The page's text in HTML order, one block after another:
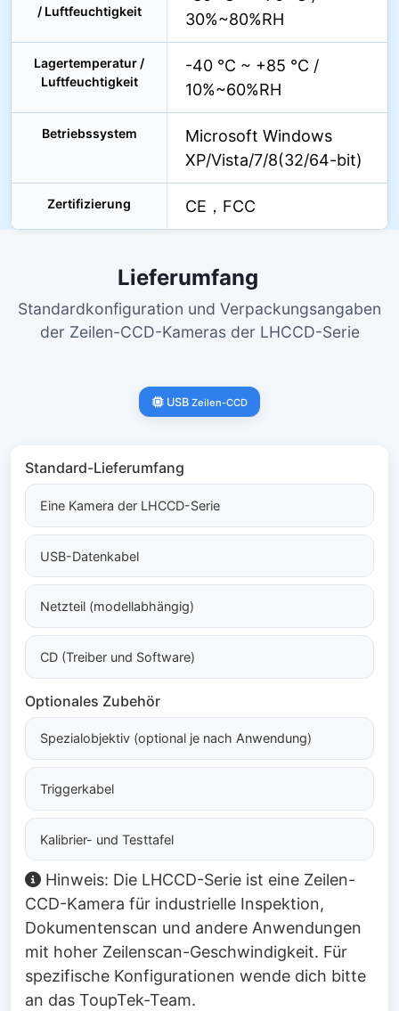
/ Luftfeuchtigkeit
30%~80%RH
Lagertemperatur /
Luftfeuchtigkeit
-40 °C ~ +85 °C /
10%~60%RH
Betriebssystem
Microsoft Windows
XP/Vista/7/8(32/64-bit)
Zertifizierung CE，FCC
Lieferumfang
Standardkonfiguration und Verpackungsangaben
der Zeilen-CCD-Kameras der LHCCD-Serie
USB Zeilen-CCD
Standard-Lieferumfang
Eine Kamera der LHCCD-Serie
USB-Datenkabel
Netzteil (modellabhängig)
CD (Treiber und Software)
Optionales Zubehör
Spezialobjektiv (optional je nach Anwendung)
Triggerkabel
Kalibrier- und Testtafel
Hinweis: Die LHCCD-Serie ist eine Zeilen-
CCD-Kamera für industrielle Inspektion,
Dokumentenscan und andere Anwendungen
mit hoher Zeilenscan-Geschwindigkeit. Für
spezifische Konfigurationen wende dich bitte
an das ToupTek-Team.